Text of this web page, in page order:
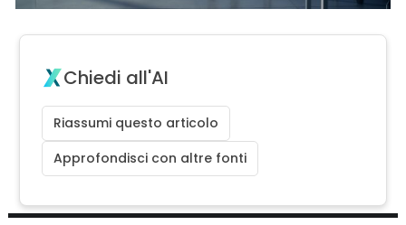
Chiedi all'AI
Riassumi questo articolo
Approfondisci con altre fonti